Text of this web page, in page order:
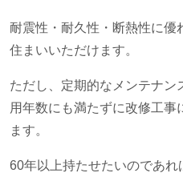
耐震性・耐久性・断熱性に優
住まいいただけます。
ただし、定期的なメンテナ
用年数にも満たずに改修工事
ます。
60年以上持たせたいのであ